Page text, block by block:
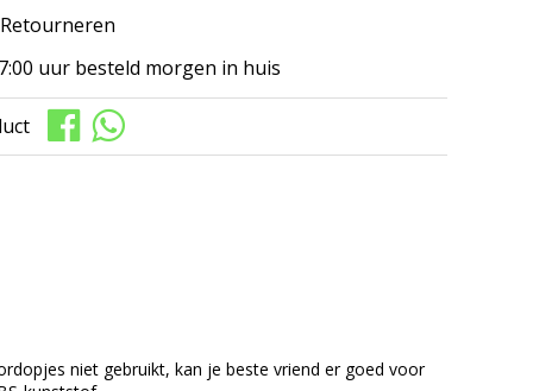
Retourneren
uur besteld morgen in huis
niet gebruikt, kan je beste vriend er goed voor